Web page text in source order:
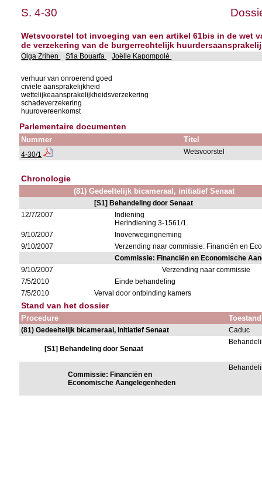
S. 4-30
Wetsvoorstel tot invoeging van een artikel 61bis in de wet
de verzekering van de burgerrechtelijk
Olga Zrihen Sfia Bouarfa Joëlle Kapompolé
verhuur van onroerend goed
civiele aansprakelijkheid
wettelijkeaansprakelijkheidsverzekering
schadeverzekering
huurovereenkomst
Parlementaire documenten
Nummer Titel
4-30/1 Wetsvoorstel
Chronologie
(81) Gedeeltelijk bicameraal, initiatief Senaat
[S1] Behandeling door Senaat
12/7/2007
Indiening
Herindiening 3-1561/1.
9/10/2007
Inoverwegingneming
9/10/2007
Verzending naar commissie: Financiën en
Commissie: Financiën en Economische
9/10/2007
Verzending naar commissie
7/5/2010
Einde behandeling
7/5/2010
Verval door ontbinding kamers
Stand van het dossier
Procedure Toestand
(81) Gedeeltelijk bicameraal, initiatief Senaat Caduc
[S1] Behandeling door Senaat
Commissie: Financiën en
Economische Aangelegenheden